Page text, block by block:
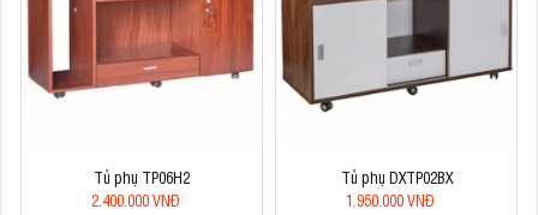
Tủ phụ TP06H2
2.400.000 VNĐ
Tủ phụ DXTP02BX
1.950.000 VNĐ